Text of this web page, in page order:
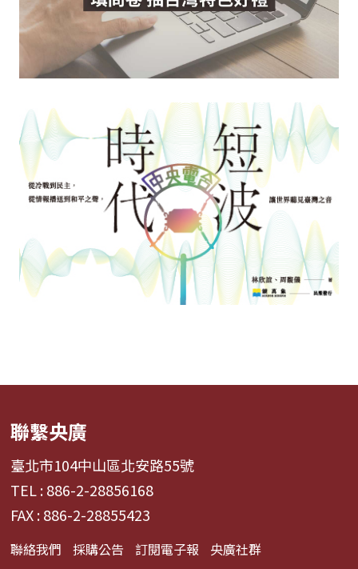
聯繫央廣
臺北市104中山區北安路55號
TEL : 886-2-28856168
FAX : 886-2-28855423
聯絡我們 採購公告 訂閱電子報 央廣社群